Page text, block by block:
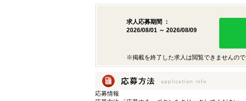
求人応募期間 ：
2026/08/01 ～ 2026/08/09
※掲載を終了した求人は閲覧できませんの
応募情報